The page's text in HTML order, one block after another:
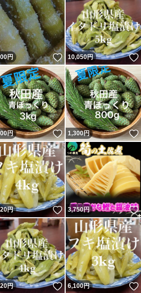
ね！
円 いいね！
10,050円
ね！
円 いいね！
1,300円
ね！
円 いいね！
3,750円
ね！
円 いいね！
6,100円